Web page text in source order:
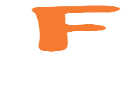
springen